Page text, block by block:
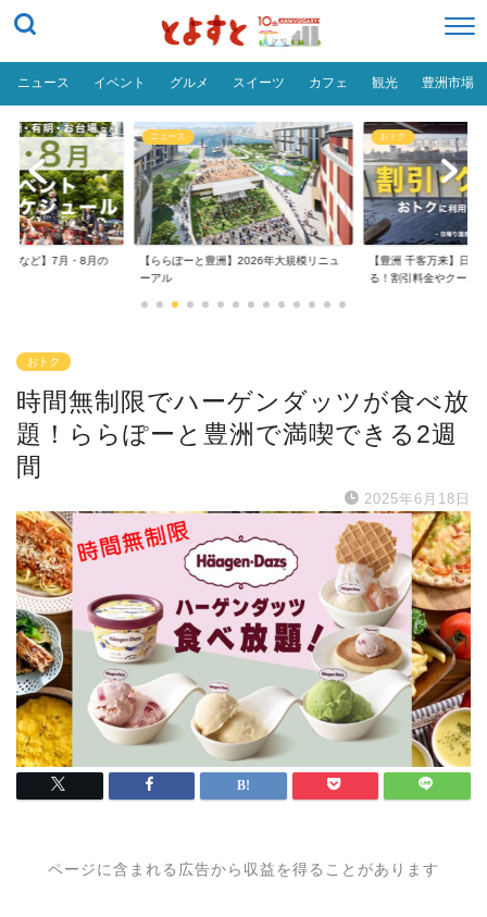
ニュース イベント グルメ スイーツ カフェ 観光 豊洲市場
場など】7月・8月の
ニュース
【ららぽーと豊洲】2026年大規模リニュ
ーアル
おトク
【豊洲 千客万来】日帰
る！割引料金やクーポ...
おトク
時間無制限でハーゲンダッツが食べ放
題！ららぽーと豊洲で満喫できる2週
間
2025年6月18日
ページに含まれる広告から収益を得ることがあります